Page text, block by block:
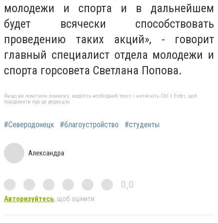
молодежи и спорта и в дальнейшем
будет всячески способствовать
проведению таких акций», - говорит
главный специалист отдела молодежи и
спорта горсовета Светлана Попова.
Якщо ви помітили помилку, виділіть необхідний текст і натисніть Ctrl + Enter, щоб
повідомити про це редакцію
#Северодонецк #благоустройство #студенты
Александра
0,0
Авторизуйтесь, щоб оцінити